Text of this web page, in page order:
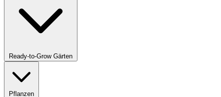
Ready-to-Grow Gärten
Pflanzen